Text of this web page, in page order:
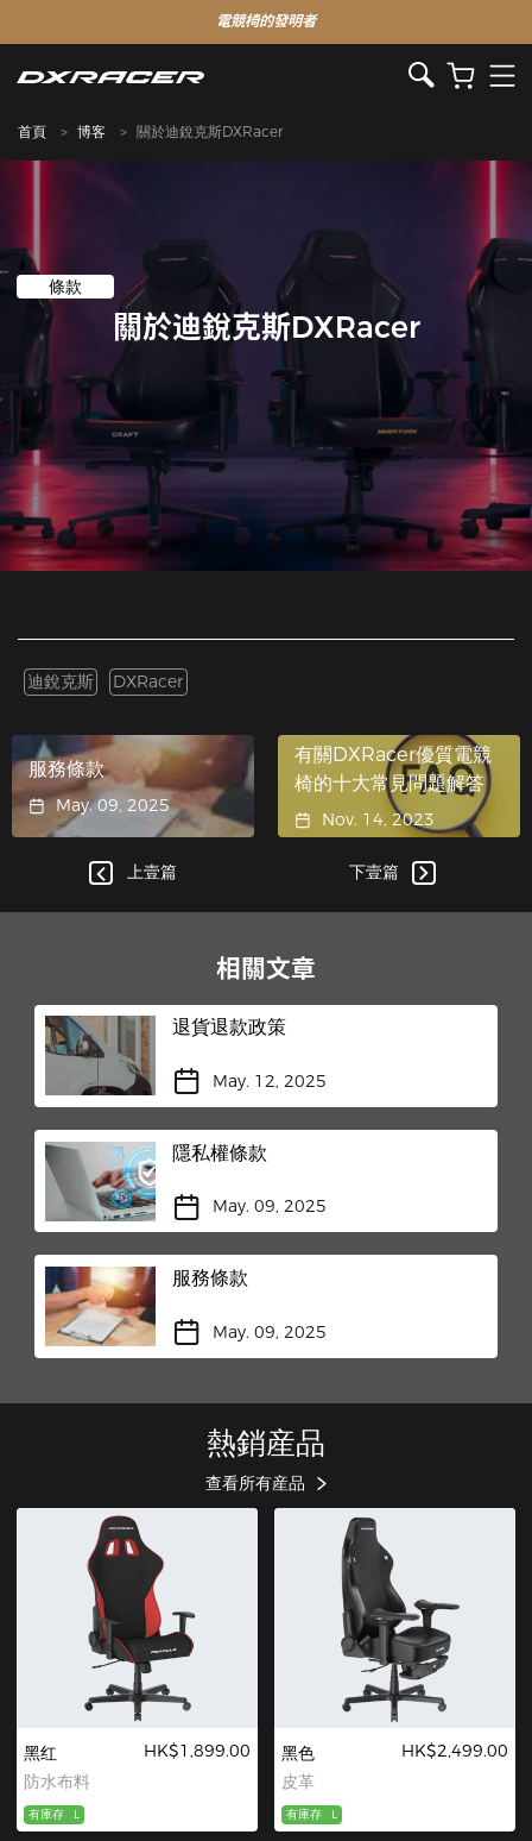
電競椅的發明者
首頁 博客 關於迪銳克斯DXRacer
條款
關於迪銳克斯DXRacer
迪銳克斯 DXRacer
上壹篇
服務條款
May. 09, 2025
有關DXRacer優質電競
椅的十大常見問題解答
Nov. 14, 2023
下壹篇
相關文章
退貨退款政策
May. 12, 2025
隱私權條款
May. 09, 2025
服務條款
May. 09, 2025
熱銷産品
查看所有産品
黑红
防水布料
HK$1,899.00
有庫存 L
黑色
皮革
HK$2,499.00
有庫存 L